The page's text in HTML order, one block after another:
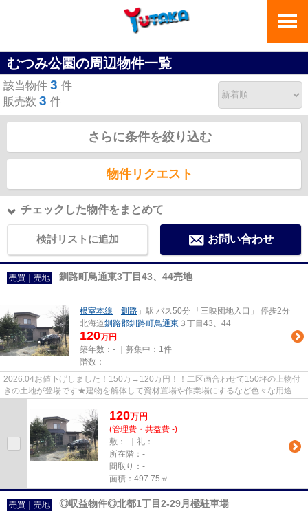
むつみ公園の周辺物件一覧
該当物件 3 件
販売数 3 件
さらに条件を絞り込む
物件リクエスト
チェックした物件をまとめて
検討リストに追加 お問い合わせ
売買｜売地 釧路町鳥通東3丁目43、44売地
根室本線 「 釧路 」駅 バス50分 「三映団地入口」 停歩2分
北海道釧路郡釧路町鳥通東 ３丁目43、44
120万円
築年数：- ｜募集中： 1件
階数：-
2026.04お値下げしました！150万→120万円！！二区画合わせて150坪の上物付
きの土地が登場です★建物を解体して資材置場や作業場にするなど色々な用途に
120万円
(管理費・共益費 -)
敷：-｜礼：-
所在階：-
間取り：-
面積：497.75㎡
売買｜売地 ◎収益物件◎北都1丁目2-29月極駐車場